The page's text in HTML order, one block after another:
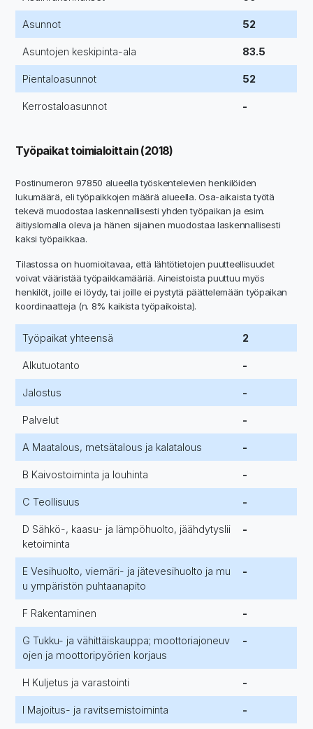
Asunnot 52
Asuntojen keskipinta-ala 83.5
Pientaloasunnot 52
Kerrostaloasunnot -
Työpaikat toimialoittain (2018)
Postinumeron 97850 alueella työskentelevien henkilöiden
lukumäärä, eli työpaikkojen määrä alueella. Osa-aikaista työtä
tekevä muodostaa laskennallisesti yhden työpaikan ja esim.
äitiyslomalla oleva ja hänen sijainen muodostaa laskennallisesti
kaksi työpaikkaa.
Tilastossa on huomioitavaa, että lähtötietojen puutteellisuudet
voivat vääristää työpaikkamääriä. Aineistoista puuttuu myös
henkilöt, joille ei löydy, tai joille ei pystytä päättelemään työpaikan
koordinaatteja (n. 8% kaikista työpaikoista).
Työpaikat yhteensä 2
Alkutuotanto -
Jalostus -
Palvelut -
A Maatalous, metsätalous ja kalatalous -
B Kaivostoiminta ja louhinta -
C Teollisuus -
D Sähkö-, kaasu- ja lämpöhuolto, jäähdytyslii
ketoiminta
-
E Vesihuolto, viemäri- ja jätevesihuolto ja mu
u ympäristön puhtaanapito
-
F Rakentaminen -
G Tukku- ja vähittäiskauppa; moottoriajoneuv
ojen ja moottoripyörien korjaus
-
H Kuljetus ja varastointi -
I Majoitus- ja ravitsemistoiminta -